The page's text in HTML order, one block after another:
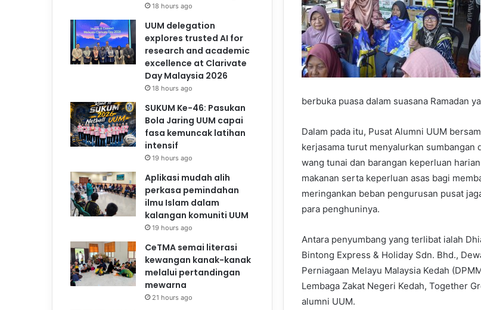
berbuka puasa dalam suasana Ramadan
Dalam pada itu, Pusat Alumni UUM
kerjasama turut menyalurkan sumbangan
wang tunai dan barangan keperluan
makanan serta keperluan asas bagi
meringankan beban pengurusan pusat
para penghuninya.
Antara penyumbang yang terlibat ialah
Bintong Express & Holiday Sdn. Bhd.,
Perniagaan Melayu Malaysia Kedah
Lembaga Zakat Negeri Kedah, Together
alumni UUM.
18 hours ago
UUM delegation
explores trusted AI for
research and academic
excellence at Clarivate
Day Malaysia 2026
18 hours ago
SUKUM Ke-46: Pasukan
Bola Jaring UUM capai
fasa kemuncak latihan
intensif
19 hours ago
Aplikasi mudah alih
perkasa pemindahan
ilmu Islam dalam
kalangan komuniti UUM
19 hours ago
CeTMA semai literasi
kewangan kanak-kanak
melalui pertandingan
mewarna
21 hours ago